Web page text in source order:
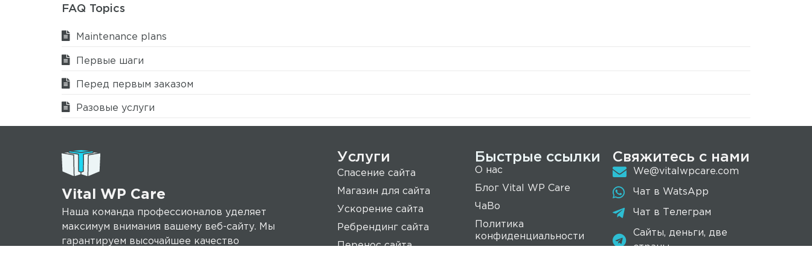
FAQ Topics
Maintenance plans
Первые шаги
Перед первым заказом
Разовые услуги
Vital WP Care
Наша команда профессионалов уделяет
максимум внимания вашему веб-сайту. Мы
гарантируем высочайшее качество
Услуги
Спасение сайта
Магазин для сайта
Ускорение сайта
Ребрендинг сайта
Перенос сайта
Быстрые ссылки
О нас
Блог Vital WP Care
ЧаВо
Политика
конфиденциальности
Свяжитесь с нами
We@vitalwpcare.com
Чат в WatsApp
Чат в Телеграм
Сайты, деньги, две
страны